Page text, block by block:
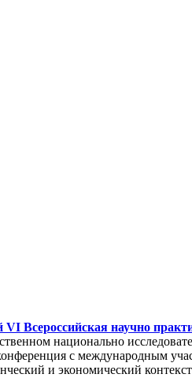
VI Всероссийская научно
национально
с международным
и экономический